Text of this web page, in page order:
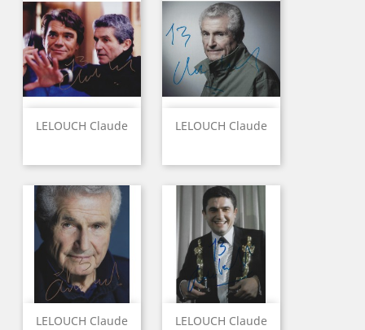
LELOUCH Claude LELOUCH Claude
LELOUCH Claude LELOUCH Claude